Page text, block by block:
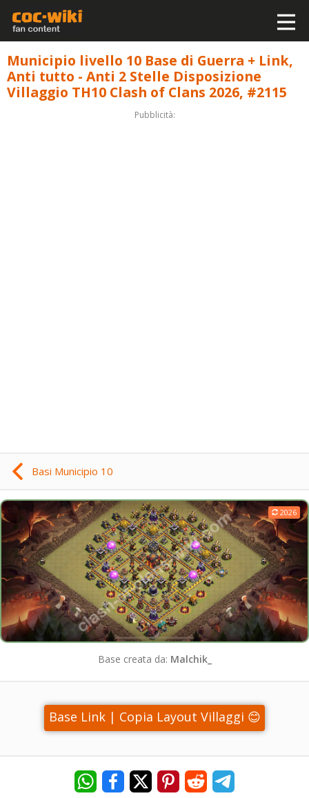
Municipio livello 10 Base di Guerra + Link,
Anti tutto - Anti 2 Stelle Disposizione
Villaggio TH10 Clash of Clans 2026, #2115
Pubblicità:
Basi Municipio 10
2026
Base creata da: Malchik_
Base Link | Copia Layout Villaggi 😊